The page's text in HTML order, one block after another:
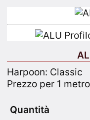
Accesso a
Harpoon: Classic
Prezzo per 1 metro
Quantità